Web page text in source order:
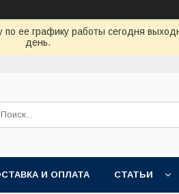
ее графику работы сегодня
день.
И ОПЛАТА СТАТЬИ